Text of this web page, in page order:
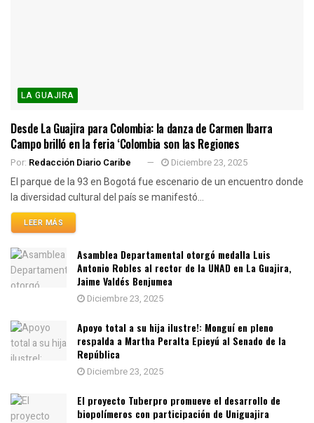
LA GUAJIRA
Desde La Guajira para Colombia: la danza de Carmen Ibarra
Campo brilló en la feria ‘Colombia son las Regiones
Por: Redacción Diario Caribe Diciembre 23, 2025
El parque de la 93 en Bogotá fue escenario de un encuentro donde
la diversidad cultural del país se manifestó...
LEER MÁS
Asamblea Departamental otorgó medalla Luis
Antonio Robles al rector de la UNAD en La Guajira,
Jaime Valdés Benjumea
Diciembre 23, 2025
Apoyo total a su hija ilustre!: Monguí en pleno
respalda a Martha Peralta Epieyú al Senado de la
República
Diciembre 23, 2025
El proyecto Tuberpro promueve el desarrollo de
biopolímeros con participación de Uniguajira